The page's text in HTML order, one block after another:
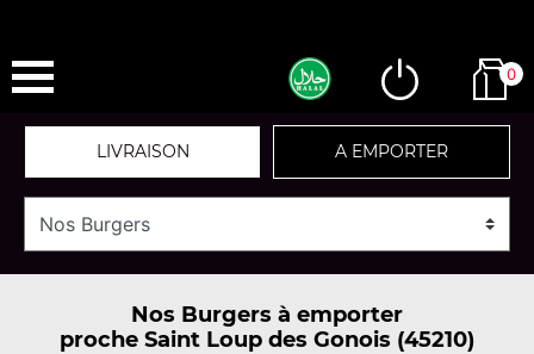
0
LIVRAISON A EMPORTER
Nos Burgers à emporter
proche Saint Loup des Gonois (45210)